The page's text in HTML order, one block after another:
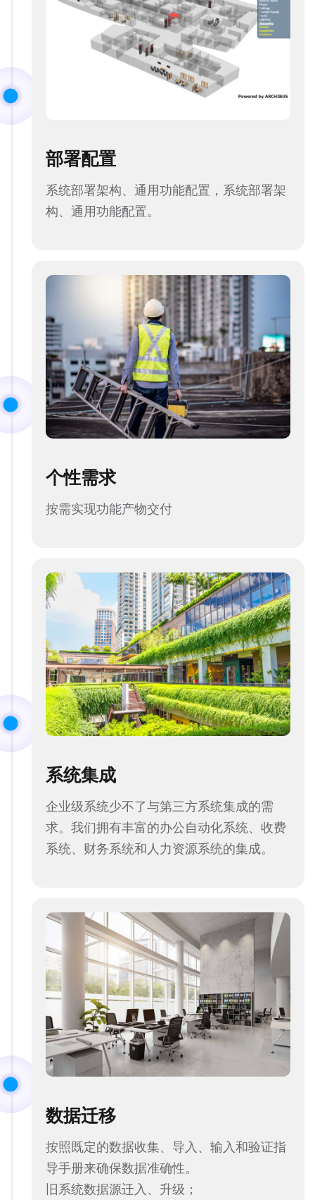
部署配置
系统部署架构、通用功能配置，系统部署架
构、通用功能配置。
个性需求
按需实现功能产物交付
系统集成
企业级系统少不了与第三方系统集成的需
求。我们拥有丰富的办公自动化系统、收费
系统、财务系统和人力资源系统的集成。
数据迁移
按照既定的数据收集、导入、输入和验证指
导手册来确保数据准确性。
旧系统数据源迁入、升级；